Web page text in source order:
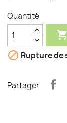
Quantité

 Rupture de
Partager